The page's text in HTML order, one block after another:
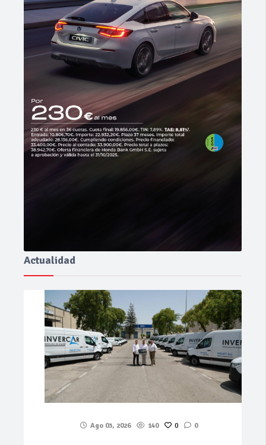
Actualidad
Ago 03, 2026 140 0 0